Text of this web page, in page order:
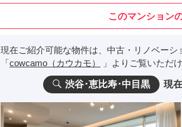
このマンション
現在ご紹介可能な物件は、中古・リノベーシ
「cowcamo（カウカモ） 」よりご覧いただけ
渋谷･恵比寿･中目黒 現